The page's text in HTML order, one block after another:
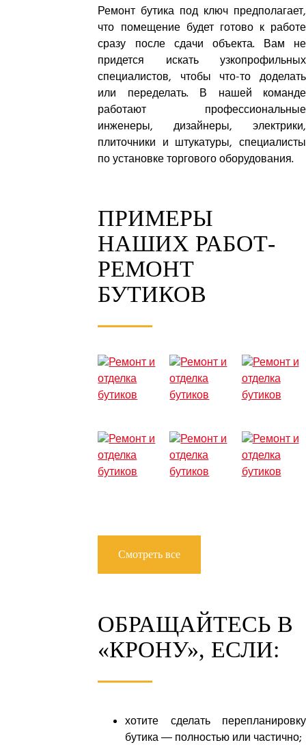
Ремонт бутика под ключ предполагает,
что помещение будет готово к работе
сразу после сдачи объекта. Вам не
придется искать узкопрофильных
специалистов, чтобы что-то доделать
или переделать. В нашей команде
работают профессиональные
инженеры, дизайнеры, электрики,
плиточники и штукатуры, специалисты
по установке торгового оборудования.
ПРИМЕРЫ
НАШИХ РАБОТ-
РЕМОНТ
БУТИКОВ
Смотреть все
ОБРАЩАЙТЕСЬ В
«КРОНУ», ЕСЛИ:
хотите сделать перепланировку
бутика — полностью или частично;